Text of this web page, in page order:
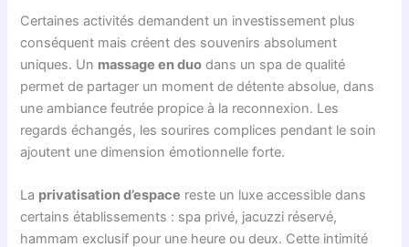
Certaines activités demandent un investissement plus
conséquent mais créent des souvenirs absolument
uniques. Un massage en duo dans un spa de qualité
permet de partager un moment de détente absolue, dans
une ambiance feutrée propice à la reconnexion. Les
regards échangés, les sourires complices pendant le soin
ajoutent une dimension émotionnelle forte.
La privatisation d’espace reste un luxe accessible dans
certains établissements : spa privé, jacuzzi réservé,
hammam exclusif pour une heure ou deux. Cette intimité